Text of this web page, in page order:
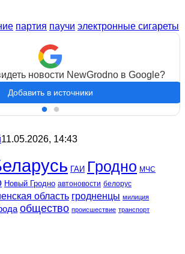
партия паучи электронные сигареты
новости NewGrodno в Google?
Добавить в источники
11.05.2026, 14:43
ГАИ Гродно МЧС
Новый Гродно автоновости белорус
область гродненцы милиция
общество происшествие транспорт